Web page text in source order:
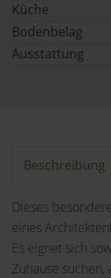
Küche
Bodenbelag
Ausstattung
Beschreibung
Dieses
eines
Es eignet sich
Zuhause